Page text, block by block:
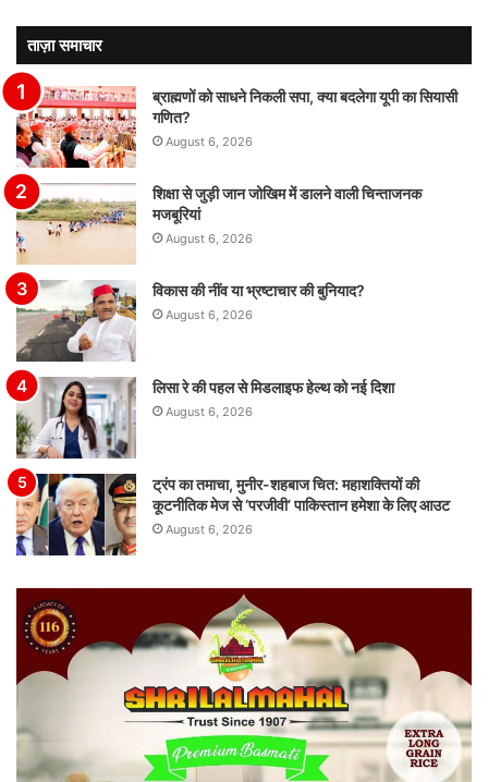
ताज़ा समाचार
ब्राह्मणों को साधने निकली सपा, क्या बदलेगा यूपी का सियासी
गणित?
August 6, 2026
शिक्षा से जुड़ी जान जोखिम में डालने वाली चिन्ताजनक
मजबूरियां
August 6, 2026
विकास की नींव या भ्रष्टाचार की बुनियाद?
August 6, 2026
लिसा रे की पहल से मिडलाइफ हेल्थ को नई दिशा
August 6, 2026
ट्रंप का तमाचा, मुनीर-शहबाज चित: महाशक्तियों की
कूटनीतिक मेज से ‘परजीवी’ पाकिस्तान हमेशा के लिए आउट
August 6, 2026